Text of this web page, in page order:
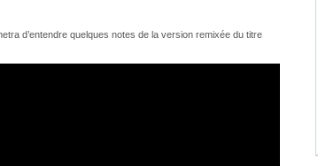
d’entendre quelques notes de la version remixée du titre